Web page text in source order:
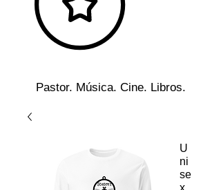
Pastor. Música. Cine. Libros.
U
ni
se
x